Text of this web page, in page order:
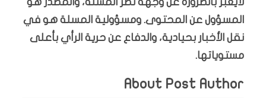
لايعبّر بالضرورة عن وجهة نظر المسلة، والمصدر هو
المسؤول عن المحتوى. ومسؤولية المسلة هو في
نقل الأخبار بحيادية، والدفاع عن حرية الرأي بأعلى
مستوياتها.
About Post Author